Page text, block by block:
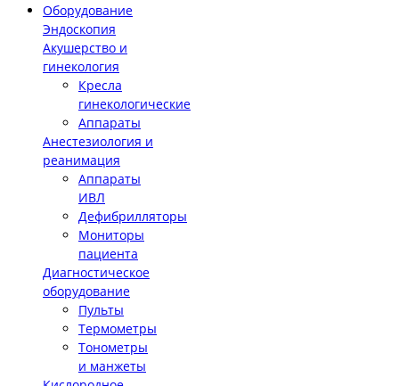
Оборудование
Эндоскопия
Акушерство и
гинекология
Кресла
гинекологические
Аппараты
Анестезиология и
реанимация
Аппараты
ИВЛ
Дефибрилляторы
Мониторы
пациента
Диагностическое
оборудование
Пульты
Термометры
Тонометры
и манжеты